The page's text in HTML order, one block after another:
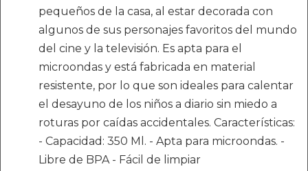
pequeños de la casa, al estar decorada con
algunos de sus personajes favoritos del mundo
del cine y la televisión. Es apta para el
microondas y está fabricada en material
resistente, por lo que son ideales para calentar
el desayuno de los niños a diario sin miedo a
roturas por caídas accidentales. Características:
- Capacidad: 350 Ml. - Apta para microondas. -
Libre de BPA - Fácil de limpiar